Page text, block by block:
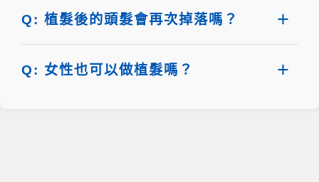
Q: 植髮後的頭髮會再次掉落嗎？
Q: 女性也可以做植髮嗎？